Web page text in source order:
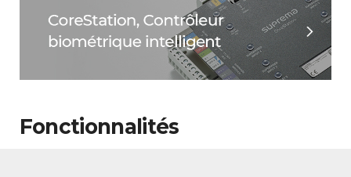
Fonctionnalités